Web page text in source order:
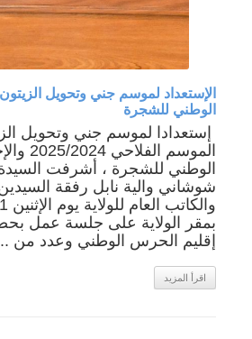
الإستعداد لموسم جني وتحويل الزيتون
الوطني للشجرة
إستعدادا لموسم جني وتحويل
الموسم
الوطني للشجرة ، أشرفت السيدة
شوشاني والية نابل رفقة السيدين
بمقر الولاية على جلسة عمل
إقليم الحرس الوطني وعدد من
اقرأ المزيد